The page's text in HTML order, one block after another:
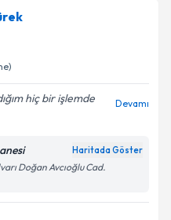
hiç bir işlemde
Devamı
Haritada Göster
Doğan Avcıoğlu Cad.